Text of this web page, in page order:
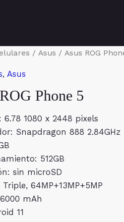
/ Asus / Asus ROG
, Asus
Phone 5
6.78 1080 x 2448 pixels
Snapdragon 888 2.84GHz
512GB
sin microSD
64MP+13MP+5MP
mAh
11